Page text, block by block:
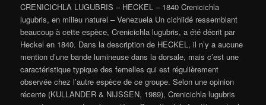
CRENICICHLA LUGUBRIS – HECKEL – 1840 Crenicichla
lugubris, en milieu naturel – Venezuela Un cichlidé ressemblant
beaucoup à cette espèce, Crenicichla lugubris, a été décrit par
Heckel en 1840. Dans la description de HECKEL, il n’y a aucune
mention d’une bande lumineuse dans la dorsale, mais c’est une
caractéristique typique des femelles qui est régulièrement
observée chez l’autre espèce de ce groupe. Selon une opinion
récente (KULLANDER & NIJSSEN, 1989), Crenicichla lugubris